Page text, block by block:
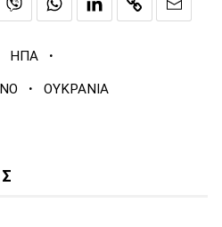
ΗΠΑ ·
· ΟΥΚΡΑΝΙΑ